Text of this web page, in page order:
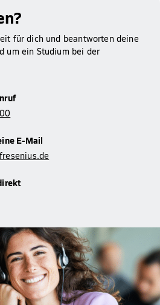
für dich und beantworten deine
um ein Studium bei der
E-Mail